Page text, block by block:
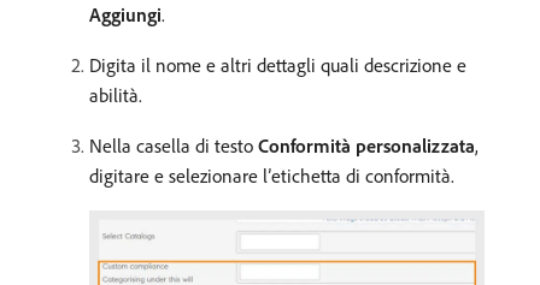
Aggiungi.
Digita il nome e altri dettagli quali descrizione e
abilità.
Nella casella di testo Conformità personalizzata,
digitare e selezionare l’etichetta di conformità.